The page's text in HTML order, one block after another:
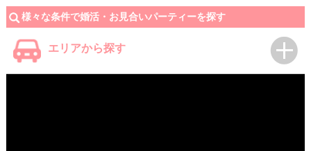
様々な条件で婚活・お見合いパーティーを探す
エリアから探す